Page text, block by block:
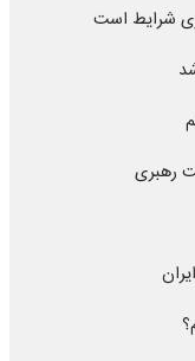
شرایط است
رهبری